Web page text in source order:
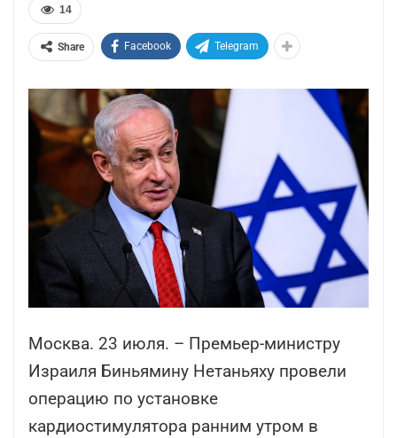
14
Share Facebook Telegram
Москва. 23 июля. – Премьер-министру
Израиля Биньямину Нетаньяху провели
операцию по установке
кардиостимулятора ранним утром в